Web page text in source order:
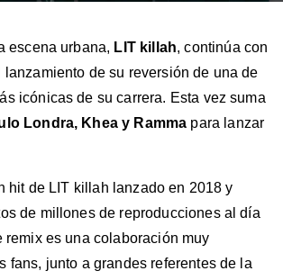
escena urbana, LIT killah, continúa con
de su reversión de una de
icónicas de su carrera. Esta vez suma
Londra, Khea y Ramma para lanzar
hit de LIT killah lanzado en 2018 y
de millones de reproducciones al día
remix es una colaboración muy
fans, junto a grandes referentes de la